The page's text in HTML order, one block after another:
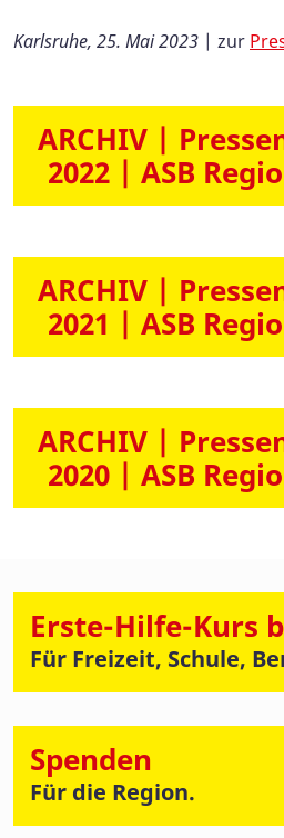
Karlsruhe, 25. Mai 2023 | zur
ARCHIV |
2022 | ASB
ARCHIV |
2021 | ASB
ARCHIV |
2020 | ASB
Erste-Hilfe-Kurs
Für Freizeit, Schule,
Spenden
Für die Region.